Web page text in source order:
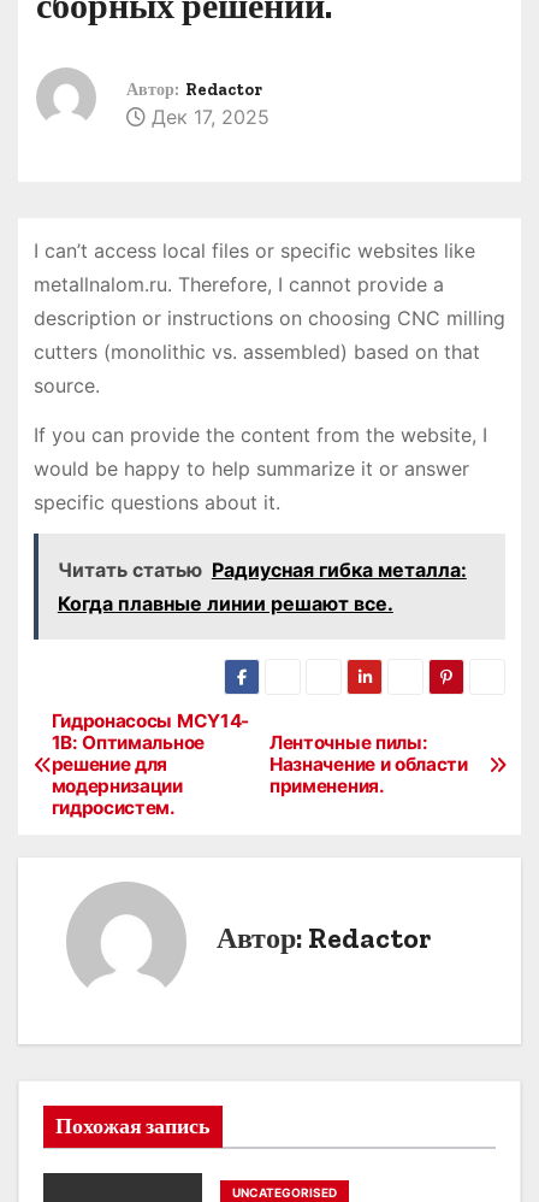
Автор: Redactor
Дек 17, 2025
I can’t access local files or specific websites like
metallnalom.ru. Therefore, I cannot provide a
description or instructions on choosing CNC milling
cutters (monolithic vs. assembled) based on that
source.
If you can provide the content from the website, I
would be happy to help summarize it or answer
specific questions about it.
Читать статью Радиусная гибка металла:
Когда плавные линии решают все.
Н
а
я
п
Ленточные пилы:
Назначение и области
применения.
Гидронасосы MCY14-
1B: Оптимальное
решение для
модернизации
гидросистем.
Автор: Redactor
Похожая запись
UNCATEGORISED